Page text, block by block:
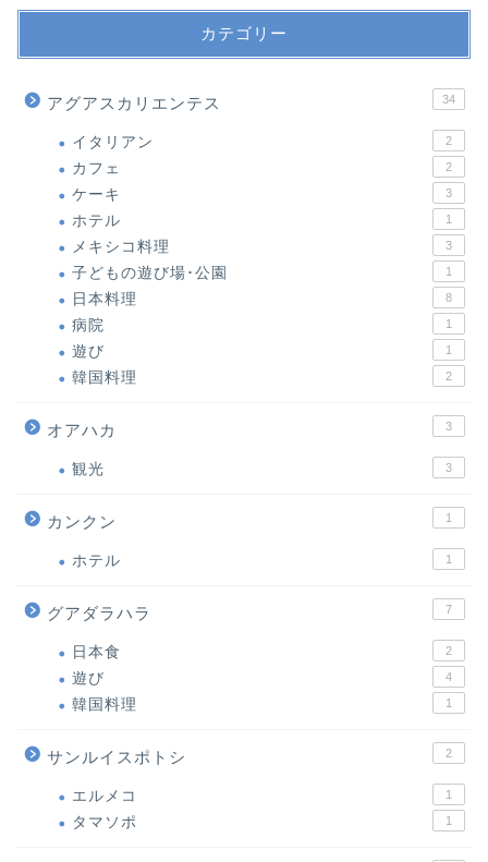
カテゴリー
アグアスカリエンテス 34
イタリアン 2
カフェ 2
ケーキ 3
ホテル 1
メキシコ料理 3
子どもの遊び場･公園 1
日本料理 8
病院 1
遊び 1
韓国料理 2
オアハカ 3
観光 3
カンクン 1
ホテル 1
グアダラハラ 7
日本食 2
遊び 4
韓国料理 1
サンルイスポトシ 2
エルメコ 1
タマソポ 1